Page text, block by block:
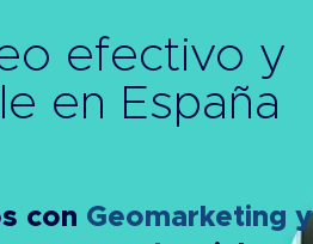
efectivo y
en España
con Geomarketing y